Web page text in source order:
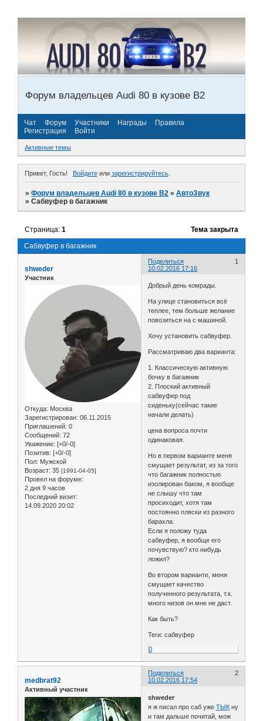
Форум владельцев Audi 80 в кузове В2
Чат Форум Участники Награды
Правила
Регистрация
Войти
Активные темы
Привет, Гость! Войдитеили зарегистрируйтесь.
»Форум владельцев Audi 80 в кузове В2 »АвтоЗвук
»Сабвуфер в багажник
Сабвуфер в багажник
Страница:1 Тема закрыта
Поделиться
1
10.02.2016 17:16
shweder
Участник
Откуда: Москва
Зарегистрирован: 06.11.2015
Приглашений: 0
Сообщений: 72
Уважение: [+0/-0]
Позитив: [+0/-0]
Пол: Мужской
Возраст: 35 [1991-04-05]
Провел на форуме:
2 дня 9 часов
Последний визит:
14.09.2020 20:02
Добрый день комрады.
На улице становиться всё
теплее, тем больше желание
повозиться на с машиной.
Хочу установить сабвуфер.
Рассматриваю два варианта:
1. Классическую активную
бочку в багажник
2. Плоский активный
сабвуфер под
сиденьку(сейчас такие
начали делать)
цена вопроса почти
одинаковая.
Но в первом варианте меня
смущает результат, из за того
что багажник полностью
изолирован баком, я вообще
не слышу что там
просиходит, хотя там
постоянно пляски из разного
барахла.
Если я положу туда
сабвуфер, я вообще его
почувствую? кто нибудь
ложил?
Во втором варианте, меня
смущает качество
полученного результата, т.к.
много низов он мне не даст.
Как быть?
Теги: сабвуфер
0
Поделиться
2
10.02.2016 17:54
medbrat92
Активный участник
shweder
я ж писал про саб ужеТЫК ну
и там дальше почитай, мож